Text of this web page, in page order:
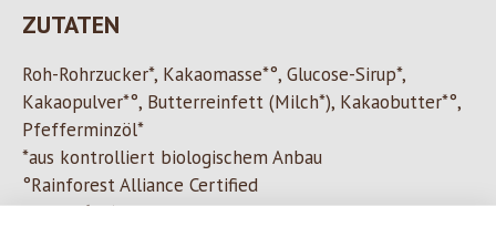
ZUTATEN
Roh-Rohrzucker*, Kakaomasse*°, Glucose-Sirup*,
Kakaopulver*°, Butterreinfett (Milch*), Kakaobutter*°,
Pfefferminzöl*
*aus kontrolliert biologischem Anbau
°Rainforest Alliance Certified
Kakao: 68% mindestens